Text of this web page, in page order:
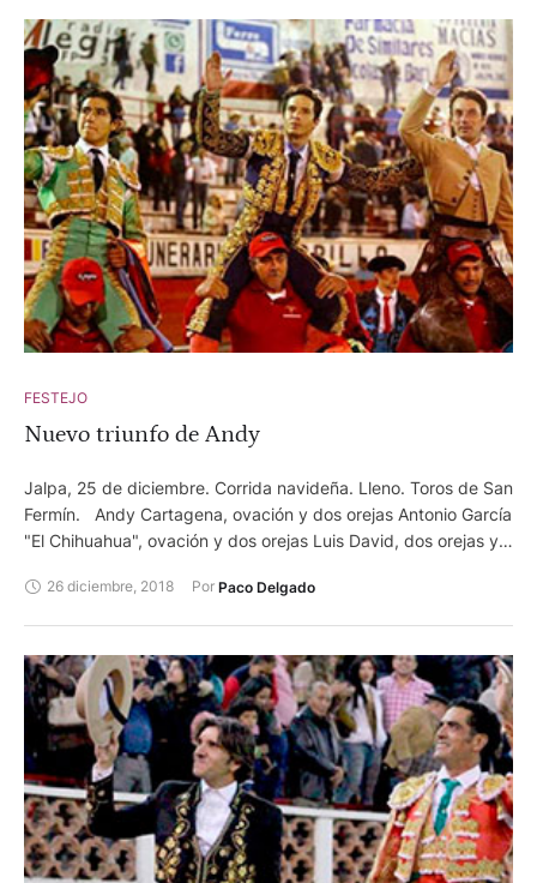
FESTEJO
Nuevo triunfo de Andy
Jalpa, 25 de diciembre. Corrida navideña. Lleno. Toros de San
Fermín. Andy Cartagena, ovación y dos orejas Antonio García
"El Chihuahua", ovación y dos orejas Luis David, dos orejas y
26 diciembre, 2018 Por Paco Delgado